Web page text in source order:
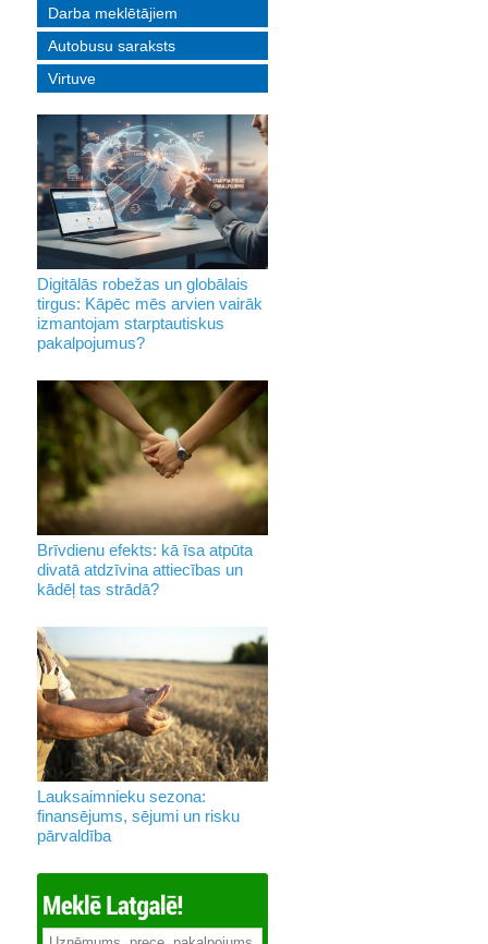
Darba meklētājiem
Autobusu saraksts
Virtuve
Digitālās robežas un globālais
tirgus: Kāpēc mēs arvien vairāk
izmantojam starptautiskus
pakalpojumus?
Brīvdienu efekts: kā īsa atpūta
divatā atdzīvina attiecības un
kādēļ tas strādā?
Lauksaimnieku sezona:
finansējums, sējumi un risku
pārvaldība